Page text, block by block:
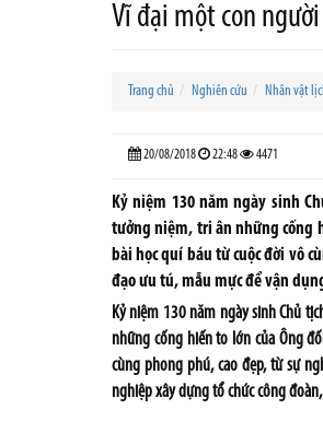
Vĩ đại một con
Trang chủ Nghiên cứu Nhân vật
20/08/2018 22:48 4471
Kỷ niệm 130 năm ngày sinh
tưởng niệm, tri ân những cống
bài học quí báu từ cuộc đời vô
đạo ưu tú, mẫu mực để vận
Kỷ niệm 130 năm ngày sinh Chủ
những cống hiến to lớn của Ông
cùng phong phú, cao đẹp, từ sự
nghiệp xây dựng tổ chức công